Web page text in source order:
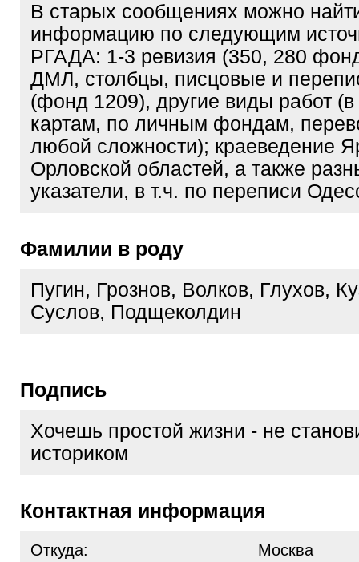
В старых сообщениях можно
информацию по следующим
РГАДА: 1-3 ревизия (350, 280
ДМЛ, столбцы, писцовые и
(фонд 1209), другие виды работ
картам, по личным фондам,
любой сложности); краеведение
Орловской областей, а также
указатели, в т.ч. по переписи
Фамилии в роду
Пугин, Грознов, Волков, Глухов,
Суслов, Подщеколдин
Подпись
Хочешь простой жизни - не
историком
Контактная информация
Откуда:
Москва